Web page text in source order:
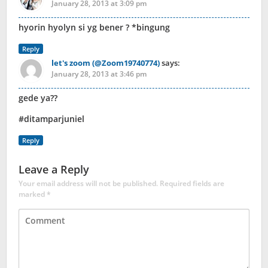
January 28, 2013 at 3:09 pm
hyorin hyolyn si yg bener ? *bingung
Reply
let's zoom (@Zoom19740774)says:
January 28, 2013 at 3:46 pm
gede ya??
#ditamparjuniel
Reply
Leave a Reply
Your email address will not be published. Required fields are
marked*